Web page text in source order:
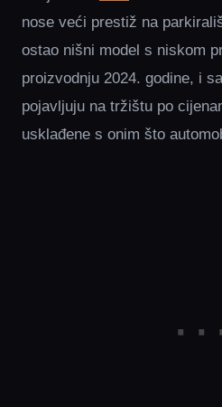
nose veći prestiž na
ostao nišni model s niskom
proizvodnju 2024. godine, i
pojavljuju na tržištu po
usklađene s onim što